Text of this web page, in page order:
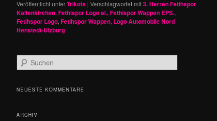
Veröffentlicht unterTrikots |Verschlagwortet mit3. Herren Fetihspor
Kaltenkirchen,Fethispor Logo ai.,Fethispor Wappen EPS.,
Fetihspor Logo,Fetihspor Wappen, Logo Automobile Nord
Henstedt-Ulzburg
u
h
NEUESTE KOMMENTARE
ARCHIV